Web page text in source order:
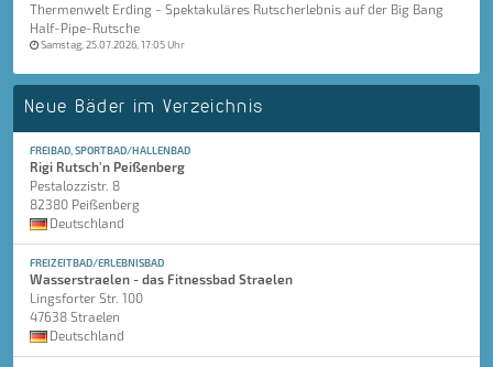
Thermenwelt Erding - Spektakuläres Rutscherlebnis auf der Big Bang
Half-Pipe-Rutsche
Samstag, 25.07.2026, 17:05 Uhr
Neue Bäder im Verzeichnis
FREIBAD, SPORTBAD/HALLENBAD
Rigi Rutsch'n Peißenberg
Pestalozzistr. 8
82380 Peißenberg
Deutschland
FREIZEITBAD/ERLEBNISBAD
Wasserstraelen - das Fitnessbad Straelen
Lingsforter Str. 100
47638 Straelen
Deutschland